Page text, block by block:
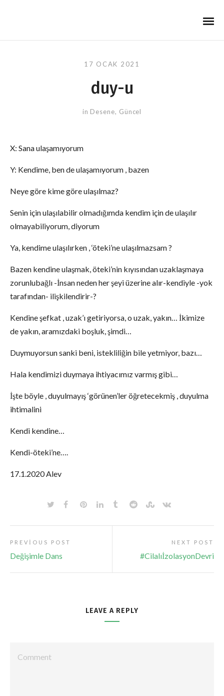
17 OCAK 2021
duy-u
in Desene, Güncel
X: Sana ulaşamıyorum
Y: Kendime, ben de ulaşamıyorum , bazen
Neye göre kime göre ulaşılmaz?
Senin için ulaşılabilir olmadığımda kendim için de ulaşılır
olmayabiliyorum, diyorum
Ya, kendime ulaşılırken , ‘öteki’ne ulaşılmazsam ?
Bazen kendine ulaşmak, öteki’nin kıyısından uzaklaşmaya
zorunlubağlı -İnsan neden her şeyi üzerine alır-kendiyle -yok
tarafından- ilişkilendirir-?
Kendine şefkat , uzak’ı getiriyorsa, o uzak, yakın… İkimize
de yakın, aramızdaki boşluk, şimdi…
Duymuyorsun sanki beni, istekliliğin bile yetmiyor, bazı…
Hala kendimizi duymaya ihtiyacımız varmış gibi…
İşte böyle , duyulmayış ‘görünen’ler öğretecekmiş , duyulma
ihtimalini
Kendi kendine…
Kendi-öteki’ne….
17.1.2020 Alev
PREVIOUS POST
Değişimle Dans
NEXT POST
#CilalıİzolasyonDevri
LEAVE A REPLY